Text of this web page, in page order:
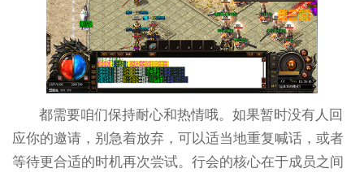
都需要咱们保持耐心和热情哦。如果暂时没有人回
应你的邀请，别急着放弃，可以适当地重复喊话，或者
等待更合适的时机再次尝试。行会的核心在于成员之间